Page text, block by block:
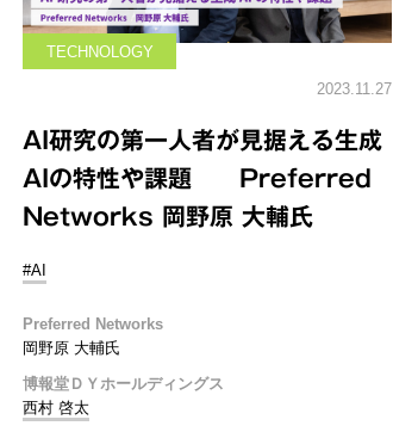
TECHNOLOGY
2023.11.27
AI研究の第一人者が見据える生成
AIの特性や課題 Preferred
Networks 岡野原 大輔氏
#AI
Preferred Networks
岡野原 大輔氏
博報堂ＤＹホールディングス
西村 啓太